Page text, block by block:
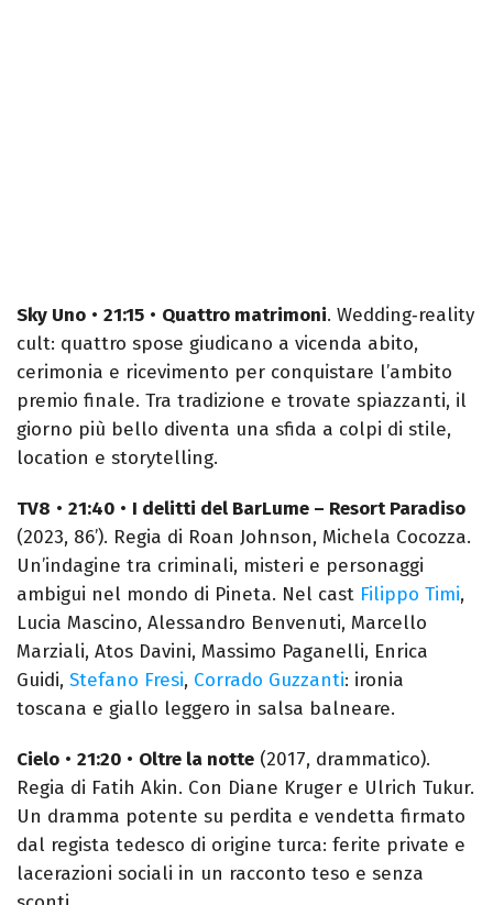
Sky Uno • 21:15 • Quattro matrimoni. Wedding‑reality
cult: quattro spose giudicano a vicenda abito,
cerimonia e ricevimento per conquistare l’ambito
premio finale. Tra tradizione e trovate spiazzanti, il
giorno più bello diventa una sfida a colpi di stile,
location e storytelling.
TV8 • 21:40 • I delitti del BarLume – Resort Paradiso
(2023, 86’). Regia di Roan Johnson, Michela Cocozza.
Un’indagine tra criminali, misteri e personaggi
ambigui nel mondo di Pineta. Nel cast Filippo Timi,
Lucia Mascino, Alessandro Benvenuti, Marcello
Marziali, Atos Davini, Massimo Paganelli, Enrica
Guidi, Stefano Fresi, Corrado Guzzanti: ironia
toscana e giallo leggero in salsa balneare.
Cielo • 21:20 • Oltre la notte (2017, drammatico).
Regia di Fatih Akin. Con Diane Kruger e Ulrich Tukur.
Un dramma potente su perdita e vendetta firmato
dal regista tedesco di origine turca: ferite private e
lacerazioni sociali in un racconto teso e senza